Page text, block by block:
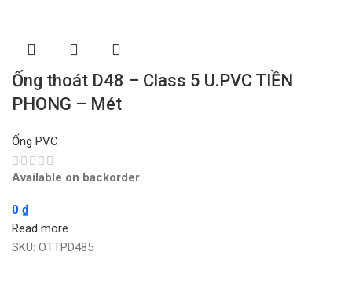
Ống thoát D48 – Class 5 U.PVC TIỀN
PHONG – Mét
Ống PVC
Available on backorder
0 ₫
Read more
SKU: OTTPD485